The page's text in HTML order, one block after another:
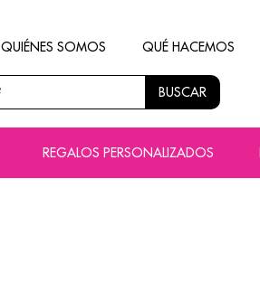
QUIÉNES SOMOS QUÉ HACEMOS
BUSCAR
REGALOS PERSONALIZADOS